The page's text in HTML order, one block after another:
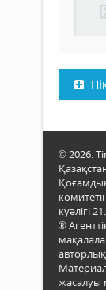
© 2026.
куәлігі
®
жасалуы